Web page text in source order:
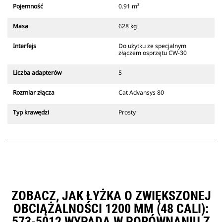
zasięgu wzroku operatora.
Cat są zgodne z gąsienicowymi
koparkami kołowymi. Dostępne są
kopania rowów.
specjalnych złączy CW
szybkozłączy. Specjalne złącza CW
mocowania osprzętu.
Pojemność 0.91 m³
Masa 628 kg
Interfejs
Do użytku ze specjalnym
złączem osprzętu CW-30
Liczba adapterów 5
Rozmiar złącza Cat Advansys 80
Typ krawędzi Prosty
ZOBACZ, JAK ŁYŻKA O ZWIĘKSZONEJ
OBCIĄŻALNOŚCI 1200 MM (48 CALI):